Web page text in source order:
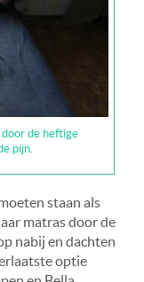
de heftige
pijn.
staan als
matras door de
nabij en dachten
optie